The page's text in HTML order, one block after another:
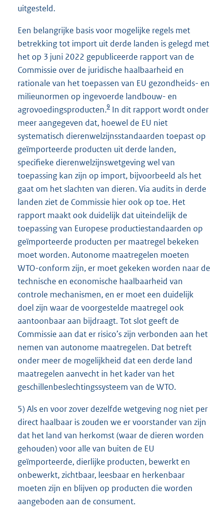
uitgesteld.
Een belangrijke basis voor mogelijke regels met
betrekking tot import uit derde landen is gelegd met
het op 3 juni 2022 gepubliceerde rapport van de
Commissie over de juridische haalbaarheid en
rationale van het toepassen van EU gezondheids- en
milieunormen op ingevoerde landbouw- en
agrovoedingsproducten.9 In dit rapport wordt onder
meer aangegeven dat, hoewel de EU niet
systematisch dierenwelzijnsstandaarden toepast op
geïmporteerde producten uit derde landen,
specifieke dierenwelzijnswetgeving wel van
toepassing kan zijn op import, bijvoorbeeld als het
gaat om het slachten van dieren. Via audits in derde
landen ziet de Commissie hier ook op toe. Het
rapport maakt ook duidelijk dat uiteindelijk de
toepassing van Europese productiestandaarden op
geïmporteerde producten per maatregel bekeken
moet worden. Autonome maatregelen moeten
WTO-conform zijn, er moet gekeken worden naar de
technische en economische haalbaarheid van
controle mechanismen, en er moet een duidelijk
doel zijn waar de voorgestelde maatregel ook
aantoonbaar aan bijdraagt. Tot slot geeft de
Commissie aan dat er risico’s zijn verbonden aan het
nemen van autonome maatregelen. Dat betreft
onder meer de mogelijkheid dat een derde land
maatregelen aanvecht in het kader van het
geschillenbeslechtingssysteem van de WTO.
5) Als en voor zover dezelfde wetgeving nog niet per
direct haalbaar is zouden we er voorstander van zijn
dat het land van herkomst (waar de dieren worden
gehouden) voor alle van buiten de EU
geïmporteerde, dierlijke producten, bewerkt en
onbewerkt, zichtbaar, leesbaar en herkenbaar
moeten zijn en blijven op producten die worden
aangeboden aan de consument.